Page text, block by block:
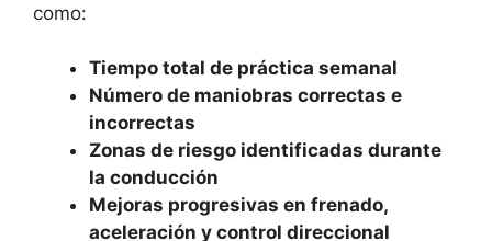
como:
Tiempo total de práctica semanal
Número de maniobras correctas e
incorrectas
Zonas de riesgo identificadas durante
la conducción
Mejoras progresivas en frenado,
aceleración y control direccional